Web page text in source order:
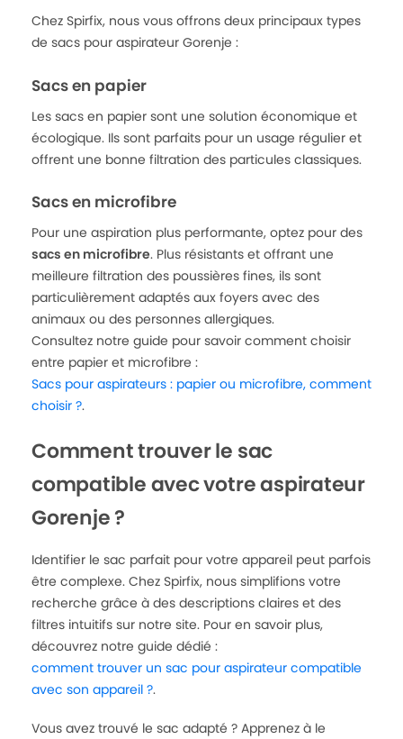
Chez Spirfix, nous vous offrons deux principaux types
de sacs pour aspirateur Gorenje :
Sacs en papier
Les sacs en papier sont une solution économique et
écologique. Ils sont parfaits pour un usage régulier et
offrent une bonne filtration des particules classiques.
Sacs en microfibre
Pour une aspiration plus performante, optez pour des
sacs en microfibre. Plus résistants et offrant une
meilleure filtration des poussières fines, ils sont
particulièrement adaptés aux foyers avec des
animaux ou des personnes allergiques.
Consultez notre guide pour savoir comment choisir
entre papier et microfibre :
Sacs pour aspirateurs : papier ou microfibre, comment
choisir ?.
Comment trouver le sac
compatible avec votre aspirateur
Gorenje ?
Identifier le sac parfait pour votre appareil peut parfois
être complexe. Chez Spirfix, nous simplifions votre
recherche grâce à des descriptions claires et des
filtres intuitifs sur notre site. Pour en savoir plus,
découvrez notre guide dédié :
comment trouver un sac pour aspirateur compatible
avec son appareil ?.
Vous avez trouvé le sac adapté ? Apprenez à le